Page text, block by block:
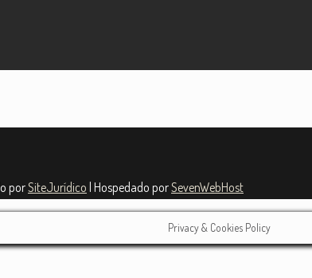
porSiteJurídico | Hospedado porSevenWebHost
Privacy & Cookies Policy